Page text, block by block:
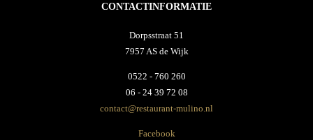
CONTACTINFORMATIE
Dorpsstraat 51
7957 AS de Wijk
0522 - 760 260
06 - 24 39 72 08
contact@restaurant-mulino.nl
Facebook